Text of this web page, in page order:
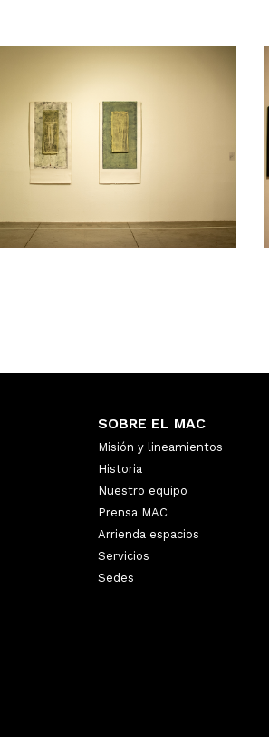
SOBRE EL MAC
Misión y lineamientos
Historia
Nuestro equipo
Prensa MAC
Arrienda espacios
Servicios
Sedes